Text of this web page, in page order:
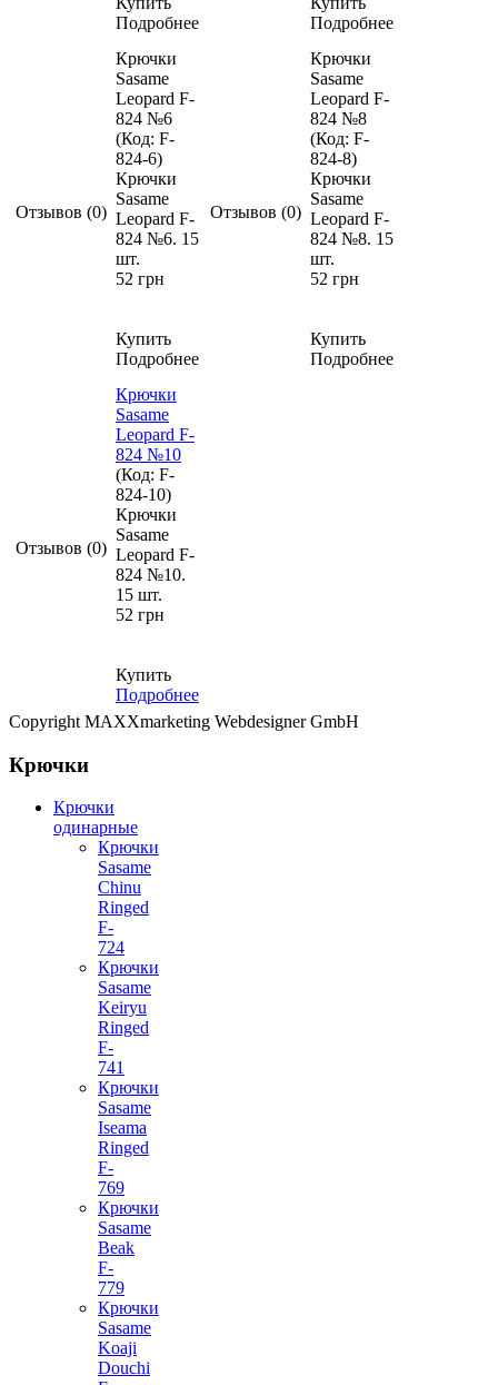
Подробнее
Подробнее
Отзывов (0)
Крючки
Sasame
Leopard F-
824 №6
(Код: F-
824-6)
Крючки
Sasame
Leopard F-
824 №6. 15
шт.
52 грн
Купить
Подробнее
Отзывов (0)
Крючки
Sasame
Leopard F-
824 №8
(Код: F-
824-8)
Крючки
Sasame
Leopard F-
824 №8. 15
шт.
52 грн
Купить
Подробнее
Отзывов (0)
Крючки
Sasame
Leopard F-
824 №10
(Код: F-
824-10)
Крючки
Sasame
Leopard F-
824 №10.
15 шт.
52 грн
Купить
Подробнее
Copyright MAXXmarketing Webdesigner GmbH
Крючки
Крючки
одинарные
Крючки
Sasame
Chinu
Ringed
F-
724
Крючки
Sasame
Keiryu
Ringed
F-
741
Крючки
Sasame
Iseama
Ringed
F-
769
Крючки
Sasame
Beak
F-
779
Крючки
Sasame
Koaji
Douchi